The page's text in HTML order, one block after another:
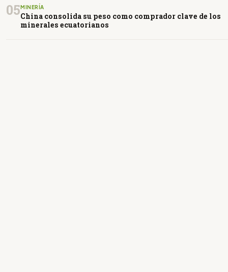
05MINERÍA
China consolida su peso como comprador clave de los
minerales ecuatorianos